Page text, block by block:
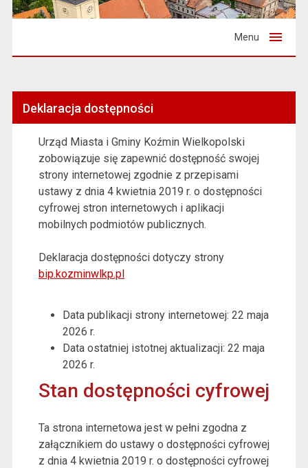
Menu
Deklaracja dostępności
Urząd Miasta i Gminy Koźmin Wielkopolski
zobowiązuje się zapewnić dostępność swojej
strony internetowejzgodnie z przepisami
ustawy z dnia 4 kwietnia 2019 r. o dostępności
cyfrowej stron internetowych i aplikacji
mobilnych podmiotów publicznych.
Deklaracja dostępności dotyczy strony
bip.kozminwlkp.pl
Data publikacji strony internetowej: 22 maja
2026 r.
Data ostatniej istotnej aktualizacji: 22 maja
2026 r.
Stan dostępności cyfrowej
Ta strona internetowa jest w pełni zgodna z
załącznikiem do ustawy o dostępności cyfrowej
z dnia 4 kwietnia 2019 r. o dostępności cyfrowej